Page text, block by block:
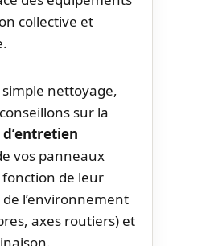
collective et
nettoyage,
sur la
vos panneaux
fonction de leur
l’environnement
axes routiers) et